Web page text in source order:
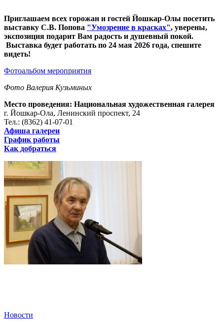
Приглашаем всех горожан и гостей Йошкар-Олы посетить
выставку С.В. Попова "Умозрение в красках", уверены,
экспозиция подарит Вам радость и душевный покой.
Выставка будет работать по 24 мая 2026 года, спешите
видеть!
Фотоальбом мероприятия
Фото Валерия Кузьминых
Место проведения: Национальная художественная галерея
г. Йошкар-Ола, Ленинский проспект, 24
Тел.: (8362) 41-07-01
Афиша галереи
График работы
Как добраться
Новости